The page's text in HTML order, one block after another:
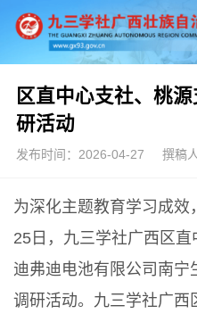
区直中心支社、桃
研活动
发布时间：2026-04-27 撰稿
为深化主题教育学习成效
25日，九三学社广西区
迪弗迪电池有限公司南宁
调研活动。九三学社广西